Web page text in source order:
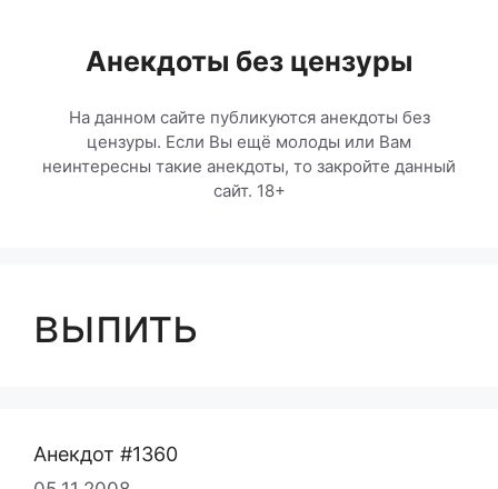
содержимомуАнекдоты без цензуры
На данном сайте публикуются анекдоты без
цензуры. Если Вы ещё молоды или Вам
неинтересны такие анекдоты, то закройте данный
сайт. 18+
выпить
Анекдот #1360